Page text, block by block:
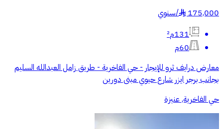
175,000
§
/سنوي
131م²
60م
معارض درايف ثرو للإيجار - حي الفاخرية - طريق زامل العبدالله السليم
بجانب برجر ايزر شارع حيوي مبنى دورين
حي الفاخرية, عنيزة